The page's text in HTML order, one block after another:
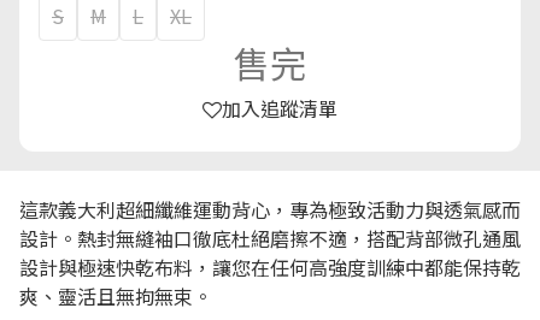
S
M L XL
售完
加入追蹤清單
這款義大利超細纖維運動背心，專為極致活動力與透氣感而
設計。熱封無縫袖口徹底杜絕磨擦不適，搭配背部微孔通風
設計與極速快乾布料，讓您在任何高強度訓練中都能保持乾
爽、靈活且無拘無束。